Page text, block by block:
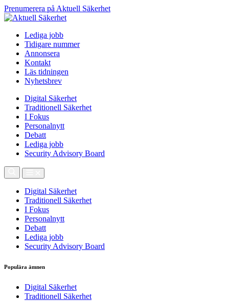
Prenumerera på Aktuell Säkerhet
Lediga jobb
Tidigare nummer
Annonsera
Kontakt
Läs tidningen
Nyhetsbrev
Digital Säkerhet
Traditionell Säkerhet
I Fokus
Personalnytt
Debatt
Lediga jobb
Security Advisory Board
Digital Säkerhet
Traditionell Säkerhet
I Fokus
Personalnytt
Debatt
Lediga jobb
Security Advisory Board
Populära ämnen
Digital Säkerhet
Traditionell Säkerhet